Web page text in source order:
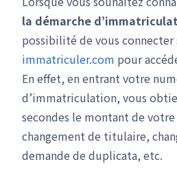
la démarche
possibilité de vous connecter
immatriculer.com pour
En effet, en entrant votre
d’immatriculation, vous
secondes le montant de votre
changement de titulaire,
demande de duplicata, etc.